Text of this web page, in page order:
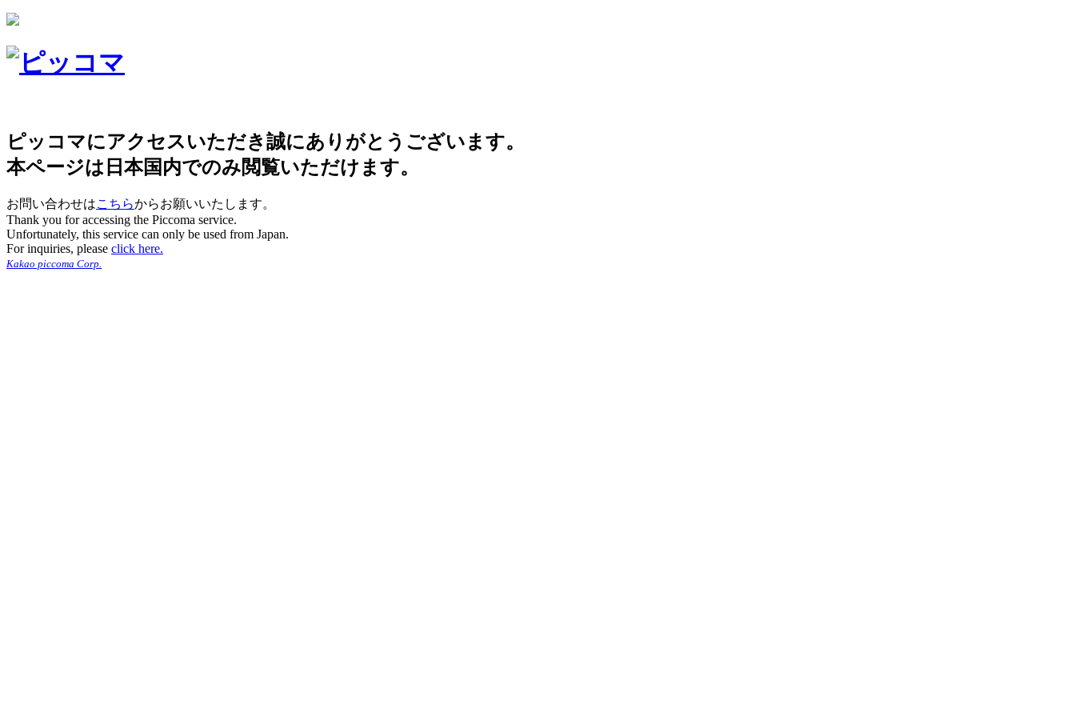
ピッコマにアクセスいただき誠にありがとうございます。
本ページは日本国内でのみ閲覧いただけます。
お問い合わせはこちらからお願いいたします。
Thank you for accessing the Piccoma service.
Unfortunately, this service can only be used from Japan.
For inquiries, please click here.
Kakao piccoma Corp.